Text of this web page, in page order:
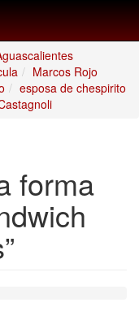
Marcos Rojo
esposa de chespirito
forma